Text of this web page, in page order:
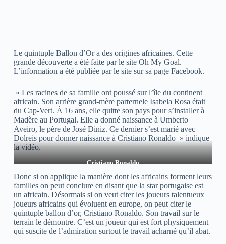
Le quintuple Ballon d’Or a des origines africaines. Cette
grande découverte a été faite par le site Oh My Goal.
L’information a été publiée par le site sur sa page Facebook.
» Les racines de sa famille ont poussé sur l’île du continent
africain. Son arrière grand-mère parternele Isabela Rosa était
du Cap-Vert. À 16 ans, elle quitte son pays pour s’installer à
Madère au Portugal. Elle a donné naissance à Umberto
Aveiro, le père de José Diniz. Ce dernier s’est marié avec
Dolreis pour donner naissance à Cristiano Ronaldo » indique
la vidéo.
Cristiano Ronaldo
Donc si on applique la manière dont les africains forment leurs
familles on peut conclure en disant que la star portugaise est
un africain. Désormais si on veut citer les joueurs talentueux
joueurs africains qui évoluent en europe, on peut citer le
quintuple ballon d’or, Cristiano Ronaldo. Son travail sur le
terrain le démontre. C’est un joueur qui est fort physiquement
qui suscite de l’admiration surtout le travail acharné qu’il abat.